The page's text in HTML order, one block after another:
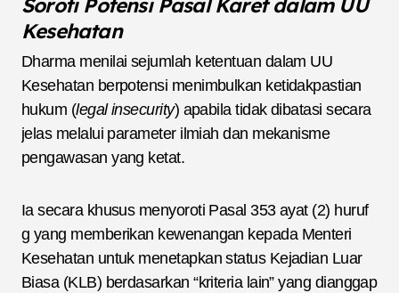
Soroti Potensi Pasal Karet dalam UU
Kesehatan
Dharma menilai sejumlah ketentuan dalam UU
Kesehatan berpotensi menimbulkan ketidakpastian
hukum (legal insecurity) apabila tidak dibatasi secara
jelas melalui parameter ilmiah dan mekanisme
pengawasan yang ketat.
Ia secara khusus menyoroti Pasal 353 ayat (2) huruf
g yang memberikan kewenangan kepada Menteri
Kesehatan untuk menetapkan status Kejadian Luar
Biasa (KLB) berdasarkan “kriteria lain” yang dianggap